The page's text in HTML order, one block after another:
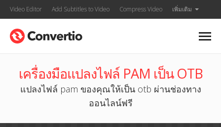
Video Editor Add Subtitles to Video Compress Video เพิ่มเติม
เครื่องมือแปลงไฟล์ PAM เป็น OTB
แปลงไฟล์ pam ของคุณให้เป็น otb ผ่านช่องทาง
ออนไลน์ฟรี